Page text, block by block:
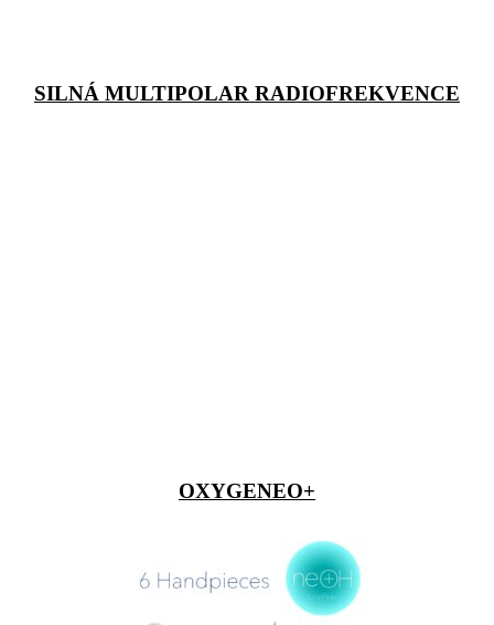
SILNÁ MULTIPOLAR RADIOFREKVENCE
OXYGENEO+